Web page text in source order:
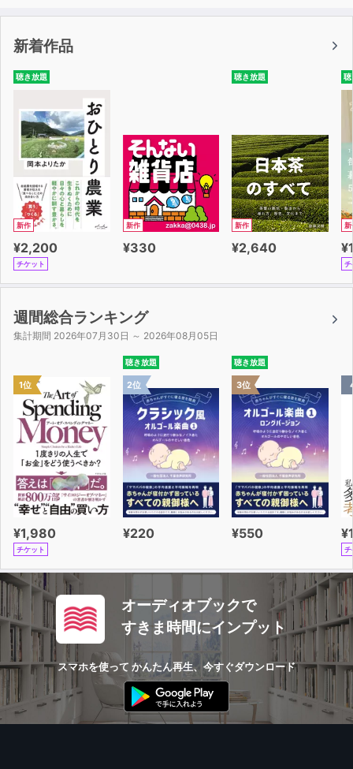
新着作品
聴き放題
新作
¥2,200
チケット
新作
¥330
聴き放題
新作
¥2,640
聴
新
チ
週間総合ランキング
集計期間 2026年07月30日 ～ 2026年08月05日
1位
¥1,980
チケット
聴き放題
2位
¥220
聴き放題
3位
¥550
チ
オーディオブックで
すきま時間にインプット
スマホを使って かんたん再生、今すぐダウンロード